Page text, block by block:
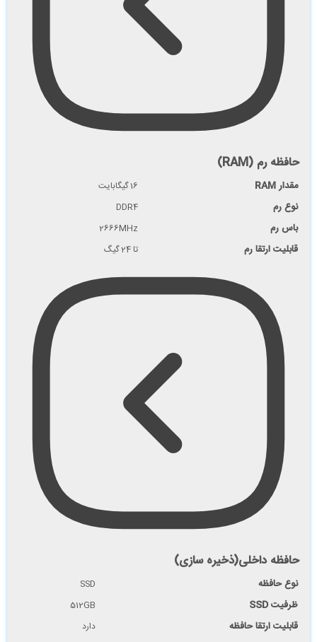
حافظه رم (RAM)
مقدار RAM 16 گیگابایت
نوع رم DDR4
باس رم 2666MHz
قابلیت ارتقا رم تا 24 گیگ
حافظه داخلی(ذخیره سازی)
نوع حافظه SSD
ظرفیت SSD 512GB
قابلیت ارتقا حافظه دارد